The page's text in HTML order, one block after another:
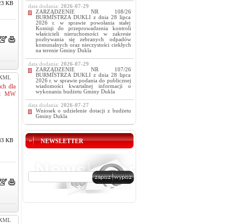
KB
dla
MW
KB
data dodania: 2026-07-29
ZARZĄDZENIE NR 108/26
BURMISTRZA DUKLI z dnia 28 lipca
2026 r. w sprawie powołania stałej
Komisji do przeprowadzenia kontroli
właścicieli nieruchomości w zakresie
pozbywania się zebranych odpadów
komunalnych oraz nieczystości ciekłych
na terenie Gminy Dukla
data dodania: 2026-07-29
ZARZĄDZENIE NR 107/26
BURMISTRZA DUKLI z dnia 28 lipca
2026 r. w sprawie podania do publicznej
wiadomości kwartalnej informacji o
wykonaniu budżetu Gminy Dukla
data dodania: 2026-07-27
Wniosek o udzielenie dotacji z budżetu
Gminy Dukla
NEWSLETTER